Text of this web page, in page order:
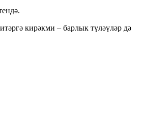
кирәкми – барлык түләүләр дә